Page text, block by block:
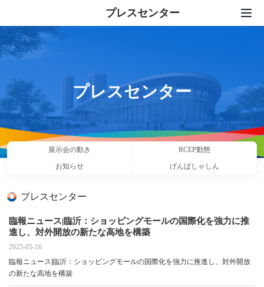
プレスセンター
展示会サービス
プレスセンター
セット活動
プレスセンター
展示会の動き
RCEP動態
お知らせ
げんばしゃしん
プレスセンター
臨報ニュース|臨沂：ショッピングモールの国際化を強力に推
進し、対外開放の新たな高地を構築
2025-05-16
臨報ニュース|臨沂：ショッピングモールの国際化を強力に推進し、対外開放
の新たな高地を構築